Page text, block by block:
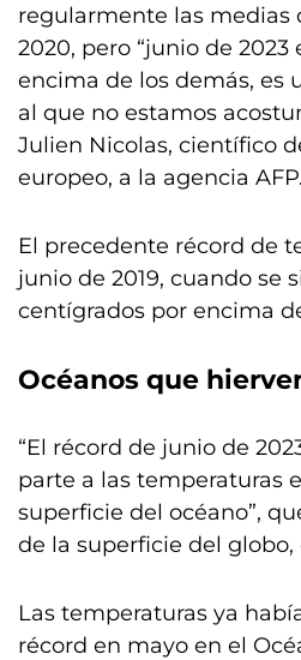
regularmente las medias
2020, pero “junio de
encima de los demás, es
al que no estamos
Julien Nicolas, científico
europeo, a la agencia AFP.
El precedente récord de
junio de 2019, cuando se
centígrados por encima
Océanos que
“El récord de junio de
parte a las temperaturas
superficie del océano”,
de la superficie del globo,
Las temperaturas ya
récord en mayo en el